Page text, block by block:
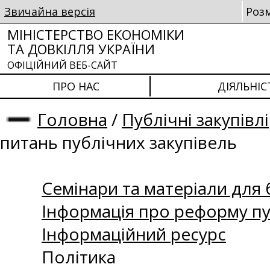
Звичайна версія
МІНІСТЕРСТВО ЕКОНОМІКИ
ТА ДОВКІЛЛЯ УКРАЇНИ
ОФІЦІЙНИЙ ВЕБ-САЙТ
ПРО НАС
Головна / Публічні закупівлі
питань публічних закупівель
Семінари та матеріали для
Інформація про реформу
Інформаційний ресурс
Політика